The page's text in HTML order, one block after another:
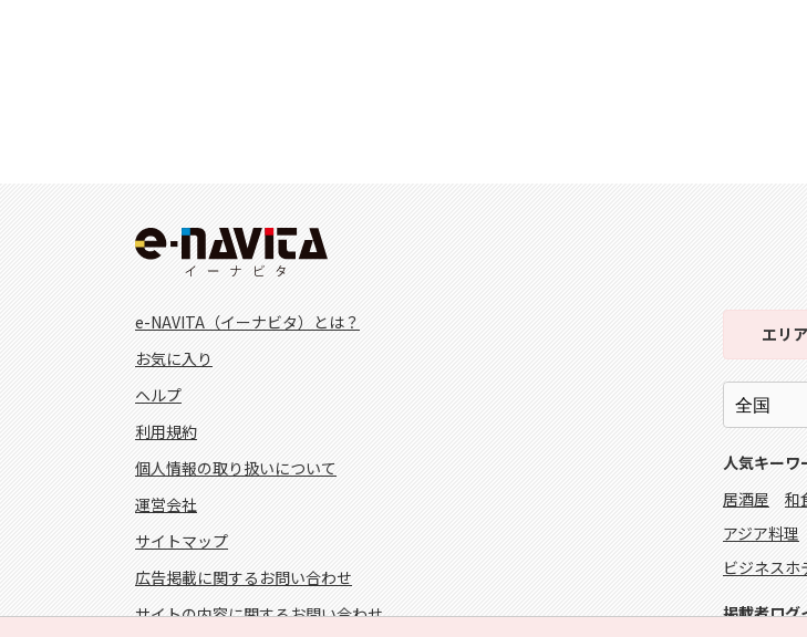
e-NAVITA（イーナビタ）とは？
お気に入り
ヘルプ
利用規約
個人情報の取り扱いについて
運営会社
サイトマップ
広告掲載に関するお問い合わせ
サイトの内容に関するお問い合わせ
エリア
人気キーワ
居酒屋
和
アジア料理
ビジネスホ
掲載者ログ